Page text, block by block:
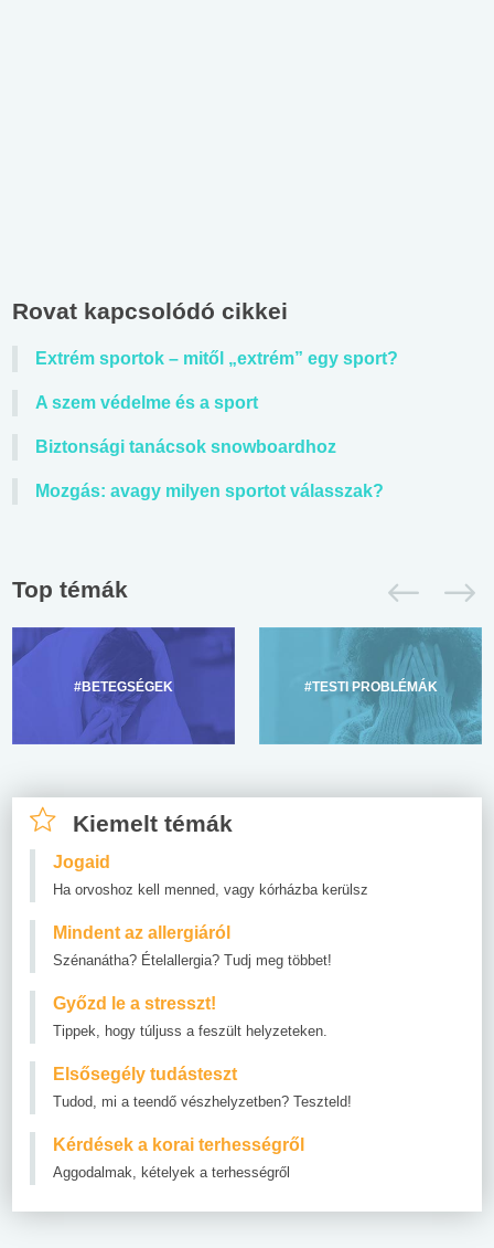
Rovat kapcsolódó cikkei
Extrém sportok – mitől „extrém” egy sport?
A szem védelme és a sport
Biztonsági tanácsok snowboardhoz
Mozgás: avagy milyen sportot válasszak?
Top témák
#BETEGSÉGEK #TESTI PROBLÉMÁK
Kiemelt témák
Jogaid
Ha orvoshoz kell menned, vagy kórházba kerülsz
Mindent az allergiáról
Szénanátha? Ételallergia? Tudj meg többet!
Győzd le a stresszt!
Tippek, hogy túljuss a feszült helyzeteken.
Elsősegély tudásteszt
Tudod, mi a teendő vészhelyzetben? Teszteld!
Kérdések a korai terhességről
Aggodalmak, kételyek a terhességről